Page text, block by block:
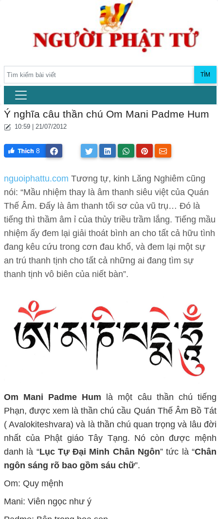
TÌM
Ý nghĩa câu thần chú Om Mani Padme Hum
10:59 | 21/07/2012
8
nguoiphattu.com Tương tự, kinh Lăng Nghiêm cũng
nói: “Mầu nhiệm thay là âm thanh siêu việt của Quán
Thế Âm. Đấy là âm thanh tối sơ của vũ trụ… Đó là
tiếng thì thầm âm ỉ của thủy triều trầm lắng. Tiếng mầu
nhiệm ấy đem lại giải thoát bình an cho tất cả hữu tình
đang kêu cứu trong cơn đau khổ, và đem lại một sự
an trú thanh tịnh cho tất cả những ai đang tìm sự
thanh tịnh vô biên của niết bàn”.
Om Mani Padme Hum là một câu thần chú tiếng
Phạn, được xem là thần chú cầu Quán Thế Âm Bồ Tát
( Avalokiteshvara) và là thần chú quan trọng và lâu đời
nhất của Phật giáo Tây Tạng. Nó còn được mệnh
danh là “Lục Tự Đại Minh Chân Ngôn” tức là “Chân
ngôn sáng rõ bao gồm sáu chữ”.
Om: Quy mệnh
Mani: Viên ngọc như ý